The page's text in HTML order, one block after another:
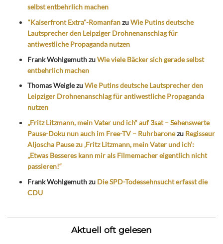
selbst entbehrlich machen
"Kaiserfront Extra"-RomanfanzuWie Putins deutsche
Lautsprecher den Leipziger Drohnenanschlag für
antiwestliche Propaganda nutzen
Frank WohlgemuthzuWie viele Bäcker sich gerade selbst
entbehrlich machen
Thomas WeiglezuWie Putins deutsche Lautsprecher den
Leipziger Drohnenanschlag für antiwestliche Propaganda
nutzen
„Fritz Litzmann, mein Vater und ich“ auf 3sat – Sehenswerte
Pause-Doku nun auch im Free-TV – Ruhrbaronezu Regisseur
Aljoscha Pause zu ‚Fritz Litzmann, mein Vater und ich‘:
„Etwas Besseres kann mir als Filmemacher eigentlich nicht
passieren!“
Frank Wohlgemuthzu Die SPD-Todessehnsucht erfasst die
CDU
Aktuell oft gelesen